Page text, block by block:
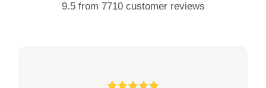
9.5 from 7710 customer reviews